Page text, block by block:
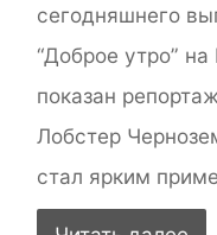
сегодняшнего
“Доброе утро”
показан
Лобстер
стал ярким